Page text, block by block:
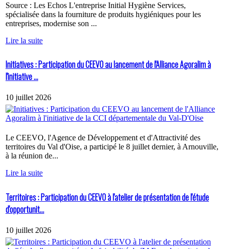
Source : Les Echos L'entreprise Initial Hygiène Services,
spécialisée dans la fourniture de produits hygiéniques pour les
entreprises, modernise son ...
Lire la suite
Initiatives : Participation du CEEVO au lancement de l'Alliance Agoralim à
l'initiative ...
10 juillet 2026
Le CEEVO, l'Agence de Développement et d'Attractivité des
territoires du Val d'Oise, a participé le 8 juillet dernier, à Arnouville,
à la réunion de...
Lire la suite
Territoires : Participation du CEEVO à l'atelier de présentation de l'étude
d'opportunit...
10 juillet 2026